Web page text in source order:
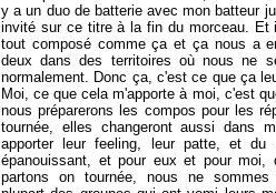
y a un duo de batterie avec mon batteur
invité sur ce titre à la fin du morceau. Et
tout composé comme ça et ça nous a
deux dans des territoires où nous ne
normalement. Donc ça, c'est ce que ça
Moi, ce que cela m'apporte à moi, c'est
nous préparerons les compos pour les
tournée, elles changeront aussi dans
apporter leur feeling, leur patte, et du
épanouissant, et pour eux et pour moi,
partons on tournée, nous ne